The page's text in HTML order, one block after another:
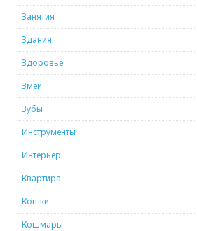
Занятия
Здания
Здоровье
Змеи
Зубы
Инструменты
Интерьер
Квартира
Кошки
Кошмары